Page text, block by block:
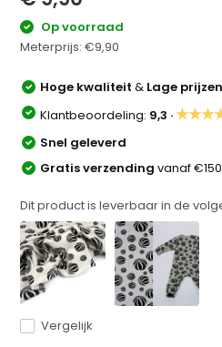
Op voorraad
Meterprijs:€9,90
Hoge kwaliteit& Lage prijzen
Klantbeoordeling: 9,3 ·
Snel geleverd
Gratis verzendingvanaf €150
Dit product is leverbaar in de
Vergelijk